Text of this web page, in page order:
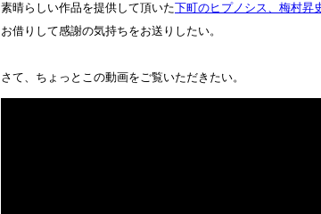
素晴らしい作品を提供して頂いた下町のヒプノシス、梅村昇
お借りして感謝の気持ちをお送りしたい。
さて、ちょっとこの動画をご覧いただきたい。